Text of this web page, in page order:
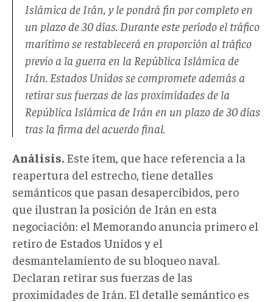
Islámica de Irán, y le pondrá fin por completo en
un plazo de 30 días. Durante este período el tráfico
marítimo se restablecerá en proporción al tráfico
previo a la guerra en la República Islámica de
Irán. Estados Unidos se compromete además a
retirar sus fuerzas de las proximidades de la
República Islámica de Irán en un plazo de 30 días
tras la firma del acuerdo final.
Análisis. Este ítem, que hace referencia a la
reapertura del estrecho, tiene detalles
semánticos que pasan desapercibidos, pero
que ilustran la posición de Irán en esta
negociación: el Memorando anuncia primero el
retiro de Estados Unidos y el
desmantelamiento de su bloqueo naval.
Declaran retirar sus fuerzas de las
proximidades de Irán. El detalle semántico es